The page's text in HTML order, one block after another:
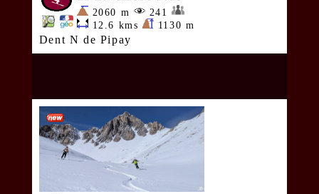
2060 m
241
12.6 kms
1130 m
Dent N de Pipay